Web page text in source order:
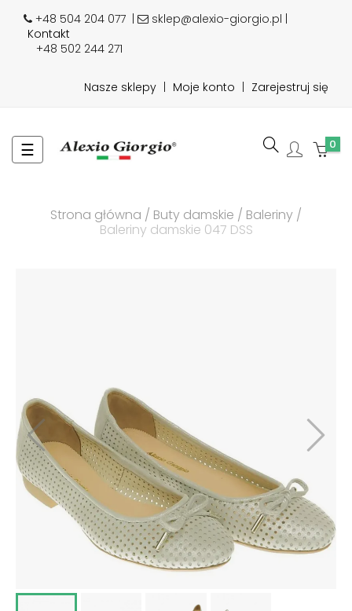
+48 504 204 077
sklep@alexio-giorgio.pl |
Kontakt
+48 502 244 271
Nasze sklepy Moje konto Zarejestruj się
Toggle
navigation
☰ 0
Strona główna Buty damskie
Baleriny
Baleriny damskie 047 DSS